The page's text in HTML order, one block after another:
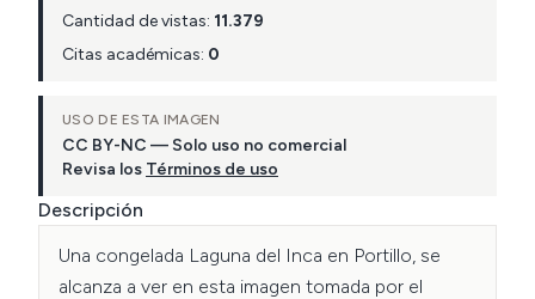
Cantidad de vistas: 11.379
Citas académicas: 0
USO DE ESTA IMAGEN
CC BY-NC — Solo uso no comercial
Revisa los Términos de uso
Descripción
Una congelada Laguna del Inca en Portillo, se
alcanza a ver en esta imagen tomada por el